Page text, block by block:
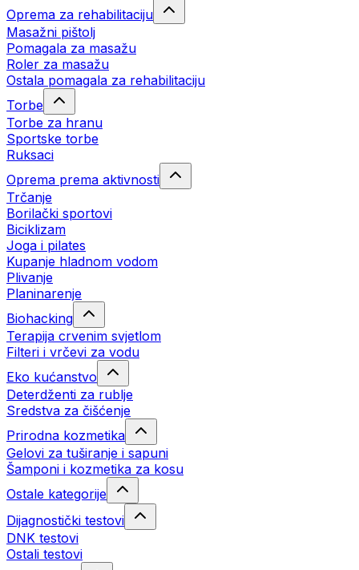
Oprema za rehabilitaciju
Masažni pištolj
Pomagala za masažu
Roler za masažu
Ostala pomagala za rehabilitaciju
Torbe
Torbe za hranu
Sportske torbe
Ruksaci
Oprema prema aktivnosti
Trčanje
Borilački sportovi
Biciklizam
Joga i pilates
Kupanje hladnom vodom
Plivanje
Planinarenje
Biohacking
Terapija crvenim svjetlom
Filteri i vrčevi za vodu
Eko kućanstvo
Deterdženti za rublje
Sredstva za čišćenje
Prirodna kozmetika
Gelovi za tuširanje i sapuni
Šamponi i kozmetika za kosu
Ostale kategorije
Dijagnostički testovi
DNK testovi
Ostali testovi